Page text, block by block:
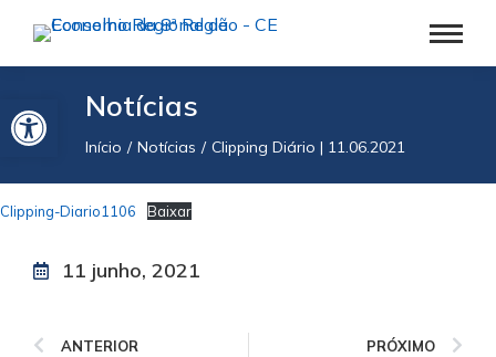
Barra de Ferramentas AbertaNotícias
Você está aqui:
Início Notícias Clipping Diário | 11.06.2021
Clipping-Diario1106 Baixar
11 junho, 2021
ANTERIOR PRÓXIMO